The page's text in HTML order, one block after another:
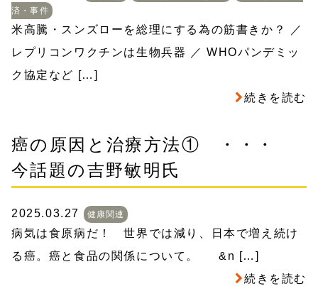
済・事件
米高騰・スンズローを総理にする為の筋書きか？ ／
レプリコンワクチンは生物兵器 ／ WHOパンデミッ
ク協定など […]
続きを読む
癌の原因と治療方法① ・・・
今話題の吉野敏明氏
2025.03.27 健康関連
病気は食原病だ！ 世界では減り、日本で増え続け
る癌。癌と食品の関係について。 &n […]
続きを読む